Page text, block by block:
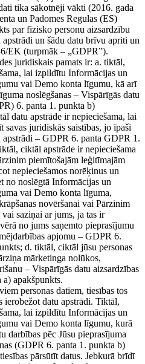
tika sākotnēji vākti (2016. gada
un Padomes Regulas (ES)
par fizisko personu aizsardzību
apstrādi un šādu datu brīvu apriti un
EK (turpmāk – „GDPR”).
juridiskais pamats ir: a. tiktāl,
lai izpildītu Informācijas un
vai Demo konta līgumu, kā arī
noslēgšanas – Vispārīgās datu
6. panta 1. punkta b)
datu apstrāde ir nepieciešama, lai
juridiskās saistības, jo īpaši
– GDPR 6. panta GDPR 1.
ciktāl apstrāde ir nepieciešama
piemītošajām leģitīmajām
nepieciešamos norēķinus un
no noslēgtā Informācijas un
vai Demo konta līguma,
novēršanai vai Pārzinim
saziņai ar jums, ja tas ir
no jums saņemto pieprasījumu
apjomu – GDPR 6.
d. tiktāl, ciktāl jūsu personas
mārketinga nolūkos,
– Vispārīgās datu aizsardzības
apakšpunkts.
personas datiem, tiesības tos
ierobežot datu apstrādi. Tiktāl,
lai izpildītu Informācijas un
vai Demo konta līgumu, kurā
darbības pēc Jūsu pieprasījuma
(GDPR 6. panta 1. punkta b)
pārsūtīt datus. Jebkurā brīdī